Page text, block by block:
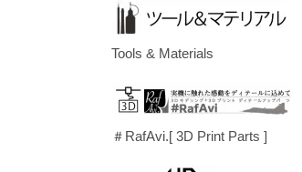
Tools & Materials
＃RafAvi.[ 3D Print Parts ]